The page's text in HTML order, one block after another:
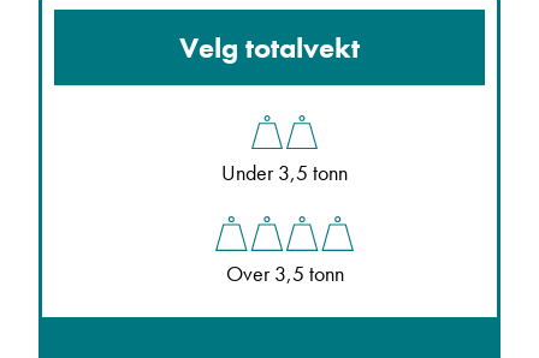
Velg totalvekt
Under 3,5 tonn
Over 3,5 tonn